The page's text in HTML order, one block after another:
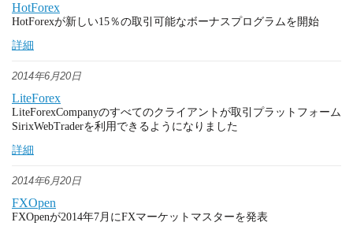
HotForex
HotForexが新しい15％の取引可能なボーナスプログラムを開始
詳細
2014年6月20日
LiteForex
LiteForexCompanyのすべてのクライアントが取引プラットフォーム
SirixWebTraderを利用できるようになりました
詳細
2014年6月20日
FXOpen
FXOpenが2014年7月にFXマーケットマスターを発表